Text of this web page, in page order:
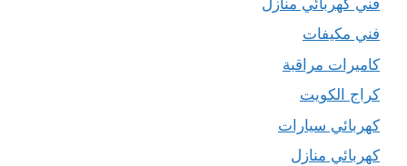
فني مكيفات
كاميرات مراقبة
كراج الكويت
كهربائي سيارات
كهربائي منازل